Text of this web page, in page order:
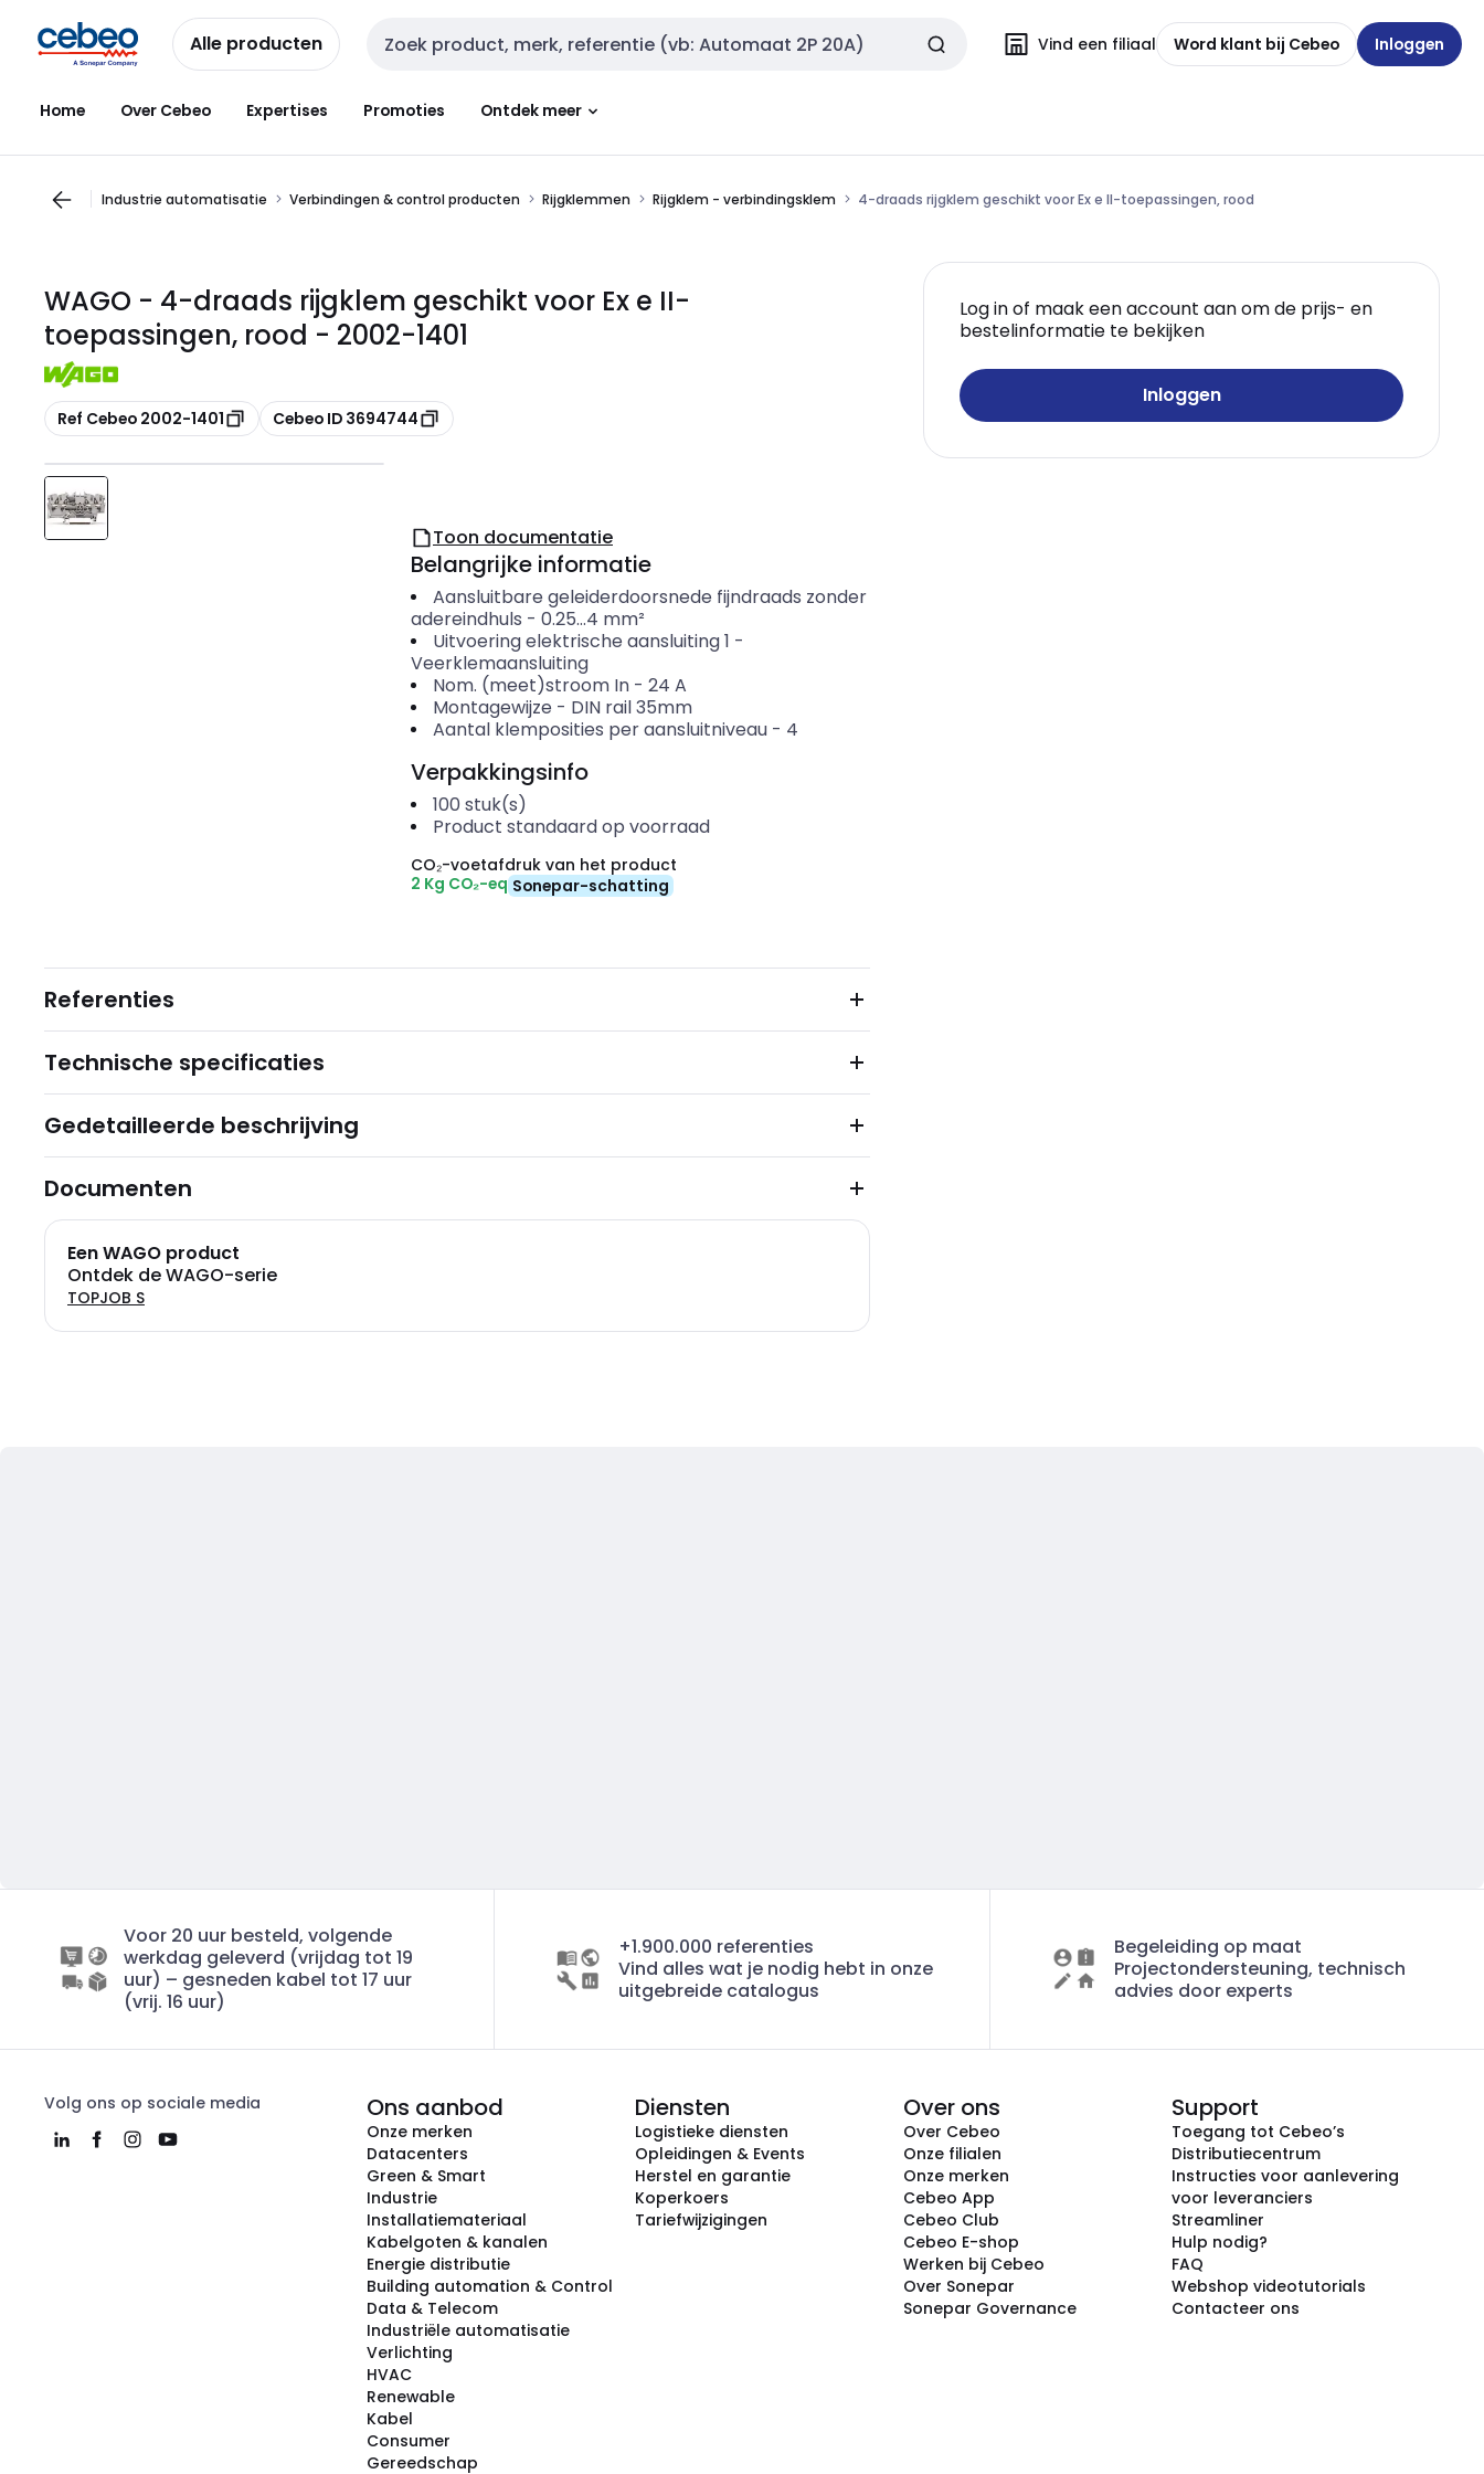
naar
navigatie
naar
inhoud
Alle producten Zoekveld invoer Vind een filiaal Word klant bij Cebeo Inloggen
Home Over Cebeo Expertises Promoties Ontdek meer
Industrie automatisatie Verbindingen & control producten Rijgklemmen Rijgklem - verbindingsklem 4-draads rijgklem geschikt voor Ex e II-toepassingen, rood
WAGO - 4-draads rijgklem geschikt voor Ex e II-
toepassingen, rood - 2002-1401
Kopiëren
Ref Cebeo 2002-1401 Kopiëren
Cebeo ID 3694744
Log in of maak een account aan om de prijs- en
bestelinformatie te bekijken
Inloggen
Toon documentatie
Belangrijke informatie
Aansluitbare geleiderdoorsnede fijndraads zonder
adereindhuls - 0.25...4 mm²
Uitvoering elektrische aansluiting 1 -
Veerklemaansluiting
Nom. (meet)stroom In- 24 A
Montagewijze - DIN rail 35mm
Aantal klemposities per aansluitniveau- 4
Verpakkingsinfo
100 stuk(s)
Product standaard op voorraad
CO₂-voetafdruk van het product
2 Kg CO₂-eq Sonepar-schatting
Referenties
Technische specificaties
Gedetailleerde beschrijving
Documenten
Een WAGO product
Ontdek de WAGO-serie
TOPJOB S
Voor 20 uur besteld, volgende
werkdag geleverd (vrijdag tot 19
uur) – gesneden kabel tot 17 uur
(vrij. 16 uur)
+1.900.000 referenties
Vind alles wat je nodig hebt in onze
uitgebreide catalogus
Begeleiding op maat
Projectondersteuning, technisch
advies door experts
Volg ons op sociale media Ons aanbod
Onze merken
Datacenters
Green & Smart
Industrie
Installatiemateriaal
Kabelgoten & kanalen
Energie distributie
Building automation & Control
Data & Telecom
Industriële automatisatie
Verlichting
HVAC
Renewable
Kabel
Consumer
Gereedschap
Diensten
Logistieke diensten
Opleidingen & Events
Herstel en garantie
Koperkoers
Tariefwijzigingen
Over ons
Over Cebeo
Onze filialen
Onze merken
Cebeo App
Cebeo Club
Cebeo E-shop
Werken bij Cebeo
Over Sonepar
Sonepar Governance
Support
Toegang tot Cebeo’s
Distributiecentrum
Instructies voor aanlevering
voor leveranciers
Streamliner
Hulp nodig?
FAQ
Webshop videotutorials
Contacteer ons